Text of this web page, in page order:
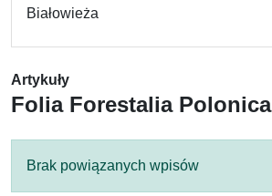
Białowieża
Artykuły
Folia Forestalia Polonica
Brak powiązanych wpisów